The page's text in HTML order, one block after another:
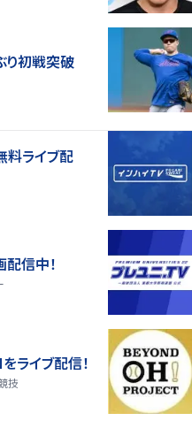
初戦突破
ライブ配
信中！
ライブ配信！
技